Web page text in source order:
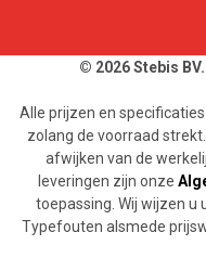
© 2026 Stebis
Alle prijzen en
zolang de voorraad
afwijken van de
leveringen zijn onze
toepassing. Wij wijzen u
Typefouten alsmede